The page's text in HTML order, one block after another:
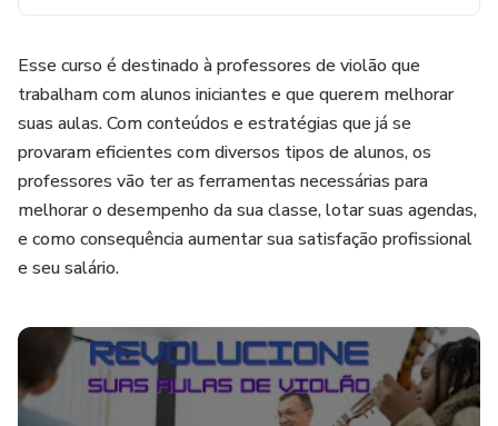
Esse curso é destinado à professores de violão que
trabalham com alunos iniciantes e que querem melhorar
suas aulas. Com conteúdos e estratégias que já se
provaram eficientes com diversos tipos de alunos, os
professores vão ter as ferramentas necessárias para
melhorar o desempenho da sua classe, lotar suas agendas,
e como consequência aumentar sua satisfação profissional
e seu salário.